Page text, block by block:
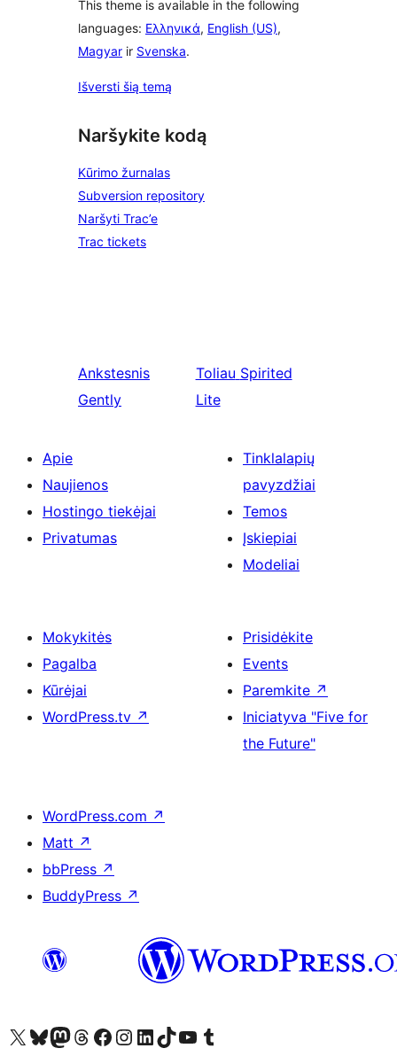
This theme is available in the following
languages: Ελληνικά, English (US),
Magyar ir Svenska.
Išversti šią temą
Naršykite kodą
Kūrimo žurnalas
Subversion repository
Naršyti Trac’e
Trac tickets
Ankstesnis
Gently
Toliau Spirited
Lite
Apie
Naujienos
Hostingo tiekėjai
Privatumas
Tinklalapių
pavyzdžiai
Temos
Įskiepiai
Modeliai
Mokykitės
Pagalba
Kūrėjai
WordPress.tv ↗
Prisidėkite
Events
Paremkite ↗
Iniciatyva "Five for
the Future"
WordPress.com ↗
Matt ↗
bbPress ↗
BuddyPress ↗
Visit our X (formerly Twitter) account
Apsilankykite mūsų Bluesky paskyroje
Visit our Mastodon account
Apsilankykite mūsų Threads paskyroje
Visit our Facebook page
Visit our Instagram account
Visit our LinkedIn account
Apsilankykite mūsų TikTok paskyroje
Visit our YouTube channel
Apsilankykite mūsų Tumblr paskyroje